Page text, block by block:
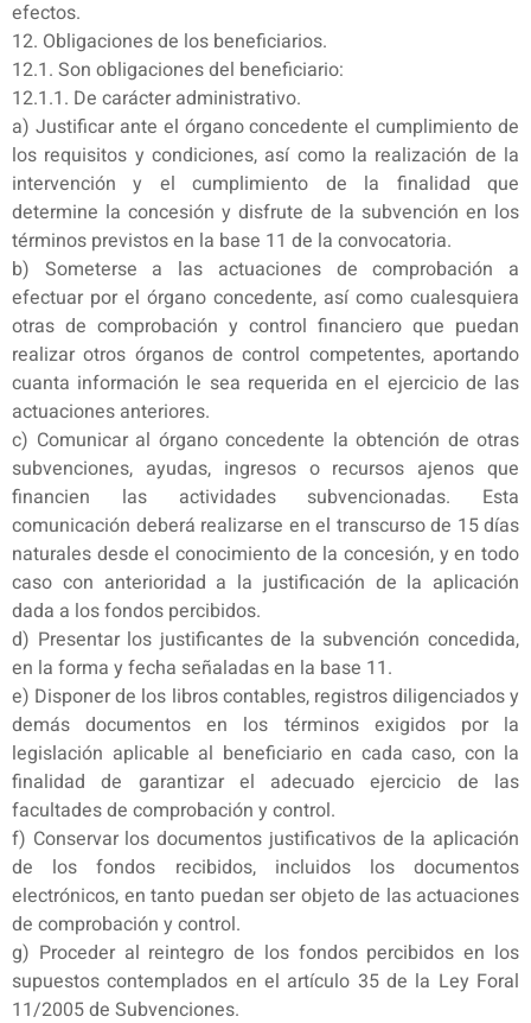
efectos.
12. Obligaciones de los beneficiarios.
12.1. Son obligaciones del beneficiario:
12.1.1. De carácter administrativo.
a) Justificar ante el órgano concedente el cumplimiento de
los requisitos y condiciones, así como la realización de la
intervención y el cumplimiento de la finalidad que
determine la concesión y disfrute de la subvención en los
términos previstos en la base 11 de la convocatoria.
b) Someterse a las actuaciones de comprobación a
efectuar por el órgano concedente, así como cualesquiera
otras de comprobación y control financiero que puedan
realizar otros órganos de control competentes, aportando
cuanta información le sea requerida en el ejercicio de las
actuaciones anteriores.
c) Comunicar al órgano concedente la obtención de otras
subvenciones, ayudas, ingresos o recursos ajenos que
financien las actividades subvencionadas. Esta
comunicación deberá realizarse en el transcurso de 15 días
naturales desde el conocimiento de la concesión, y en todo
caso con anterioridad a la justificación de la aplicación
dada a los fondos percibidos.
d) Presentar los justificantes de la subvención concedida,
en la forma y fecha señaladas en la base 11.
e) Disponer de los libros contables, registros diligenciados y
demás documentos en los términos exigidos por la
legislación aplicable al beneficiario en cada caso, con la
finalidad de garantizar el adecuado ejercicio de las
facultades de comprobación y control.
f) Conservar los documentos justificativos de la aplicación
de los fondos recibidos, incluidos los documentos
electrónicos, en tanto puedan ser objeto de las actuaciones
de comprobación y control.
g) Proceder al reintegro de los fondos percibidos en los
supuestos contemplados en el artículo 35 de la Ley Foral
11/2005 de Subvenciones.